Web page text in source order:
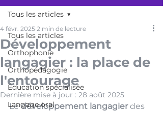
Tous les articles
Orthophonie
Orthopédagogie
Éducation spécialisée
Langage oral
Tous les articles
Développement
langagier : la place de
l'entourage
4 févr. 2025 2 min de lecture
Dernière mise à jour : 28 août 2025
Le développement langagier des